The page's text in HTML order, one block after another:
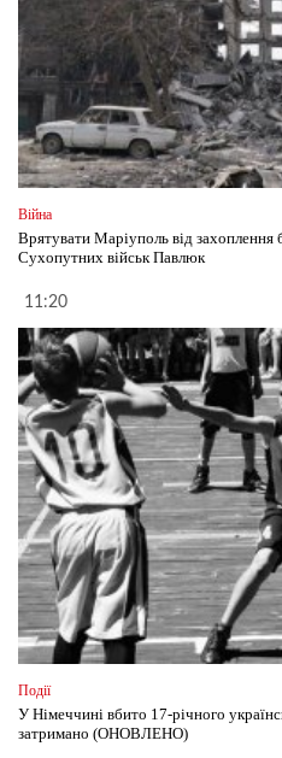
Війна
Врятувати Маріуполь від
Сухопутних військ Павлюк
11:20
Події
У Німеччині вбито 17-річного
затримано (ОНОВЛЕНО)